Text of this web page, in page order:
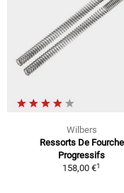
Wilbers
Ressorts De Fourche
Progressifs
158,00 €1